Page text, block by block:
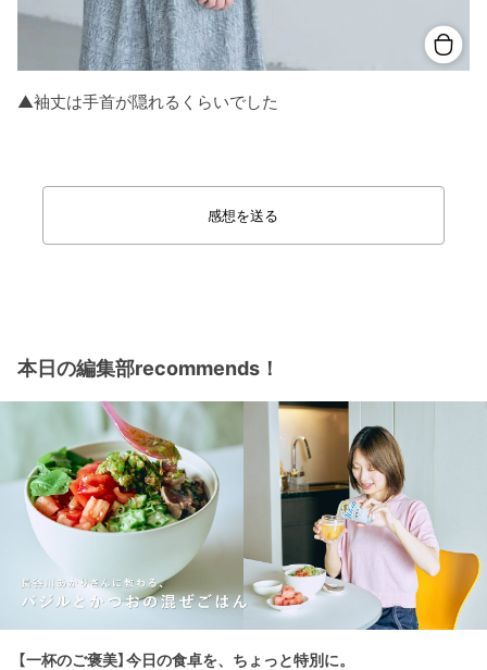
▲袖丈は手首が隠れるくらいでした
感想を送る
本日の編集部recommends！
【一杯のご褒美】今日の食卓を、ちょっと特別に。